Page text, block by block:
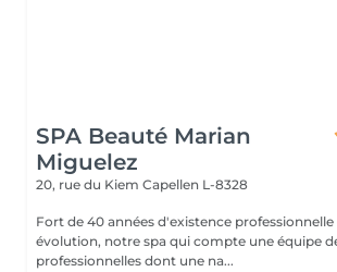
SPA Beauté Marian
Miguelez
20, rue du Kiem Capellen L-8328
Fort de 40 années d'existence
évolution, notre spa qui compte une équipe
professionnelles dont une na...